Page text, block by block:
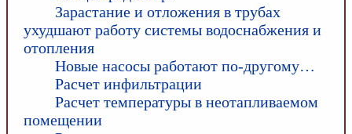
Зарастание и отложения в трубах
ухудшают работу системы водоснабжения и
отопления
Новые насосы работают по-другому…
Расчет инфильтрации
Расчет температуры в неотапливаемом
помещении